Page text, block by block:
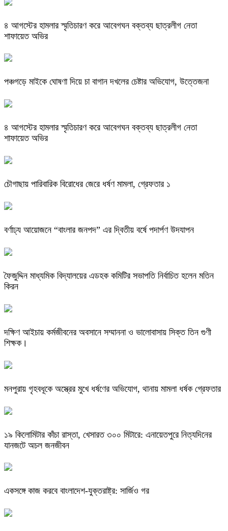
৪ আগস্টের হামলার স্মৃতিচারণ করে আবেগঘন বক্তব্য ছাত্রলীগ নেতা
শাফায়েত অভির
পঞ্চগড়ে মাইকে ঘোষণা দিয়ে চা বাগান দখলের চেষ্টার অভিযোগ, উত্তেজনা
৪ আগস্টের হামলার স্মৃতিচারণ করে আবেগঘন বক্তব্য ছাত্রলীগ নেতা
শাফায়েত অভির
চৌগাছায় পারিবারিক বিরোধের জেরে ধর্ষণ মামলা, গ্রেফতার ১
বর্ণাঢ্য আয়োজনে “বাংলার জনপদ” এর দ্বিতীয় বর্ষে পদার্পণ উদযাপন
ফৈজুদ্দিন মাধ্যমিক বিদ্যালয়ের এডহক কমিটির সভাপতি নির্বাচিত হলেন মতিন
কিরন
দক্ষিণ আইচায় কর্মজীবনের অবসানে সম্মাননা ও ভালোবাসায় সিক্ত তিন গুণী
শিক্ষক।
মনপুরায় গৃহবধূকে অস্ত্রের মুখে ধর্ষণের অভিযোগ, থানায় মামলা ধর্ষক গ্রেফতার
​১৯ কিলোমিটার কাঁচা রাস্তা, খেসারত ৩০০ মিটারে: এনায়েতপুরে নিত্যদিনের
যানজটে অচল জনজীবন
একসঙ্গে কাজ করবে বাংলাদেশ-যুক্তরাষ্ট্র: সার্জিও গর